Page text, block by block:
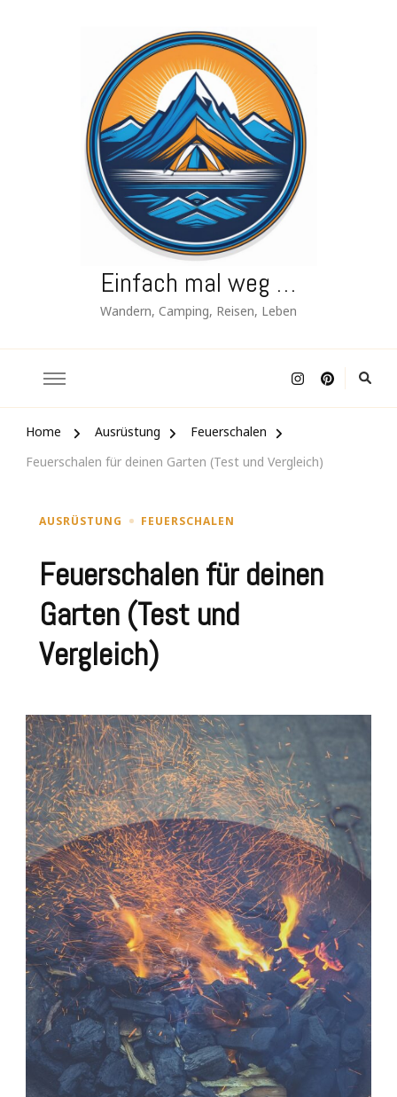
Einfach mal weg …
Wandern, Camping, Reisen, Leben
Home Ausrüstung
Feuerschalen
Feuerschalen für deinen Garten (Test und Vergleich)
AUSRÜSTUNG FEUERSCHALEN
Feuerschalen für deinen
Garten (Test und
Vergleich)